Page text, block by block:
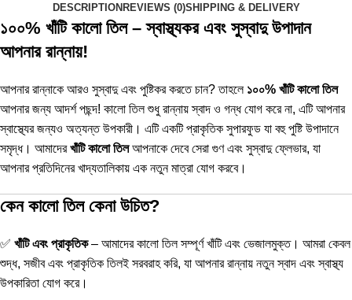
DESCRIPTION REVIEWS (0)SHIPPING & DELIVERY
১০০% খাঁটি কালো তিল – স্বাস্থ্যকর এবং সুস্বাদু উপাদান
আপনার রান্নায়!
আপনার রান্নাকে আরও সুস্বাদু এবং পুষ্টিকর করতে চান? তাহলে ১০০% খাঁটি কালো তিল
আপনার জন্য আদর্শ পছন্দ! কালো তিল শুধু রান্নায় স্বাদ ও গন্ধ যোগ করে না, এটি আপনার
স্বাস্থ্যের জন্যও অত্যন্ত উপকারী। এটি একটি প্রাকৃতিক সুপারফুড যা বহু পুষ্টি উপাদানে
সমৃদ্ধ। আমাদেরখাঁটি কালো তিলআপনাকে দেবে সেরা গুণ এবং সুস্বাদু ফ্লেভার, যা
আপনার প্রতিদিনের খাদ্যতালিকায় এক নতুন মাত্রা যোগ করবে।
কেন কালো তিল কেনা উচিত?
✅ খাঁটি এবং প্রাকৃতিক– আমাদের কালো তিল সম্পূর্ণ খাঁটি এবং ভেজালমুক্ত। আমরা কেবল
শুদ্ধ, সজীব এবং প্রাকৃতিক তিলই সরবরাহ করি, যা আপনার রান্নায় নতুন স্বাদ এবং স্বাস্থ্য
উপকারিতা যোগ করে।